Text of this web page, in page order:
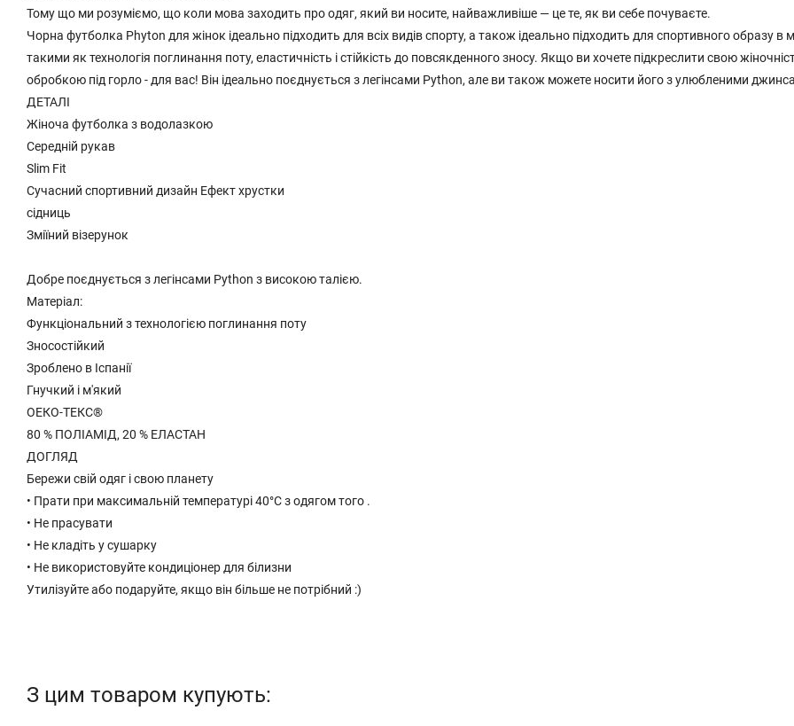
Тому що ми розуміємо, що коли мова заходить про одяг, який ви носите, найважливіше — це те, як ви себе почуваєте.
Чорна футболка Phyton для жінок ідеально підходить для всіх видів спорту, а також ідеально підходить для спортивного образу
такими як технологія поглинання поту, еластичність і стійкість до повсякденного зносу. Якщо ви хочете підкреслити свою
обробкою під горло - для вас! Він ідеально поєднується з легінсами Python, але ви також можете носити його з улюбленими
ДЕТАЛІ
Жіноча футболка з водолазкою
Середній рукав
Slim Fit
Сучасний спортивний дизайн Ефект хрустки
сідниць
Зміїний візерунок
Добре поєднується з легінсами Python з високою талією.
Матеріал:
Функціональний з технологією поглинання поту
Зносостійкий
Зроблено в Іспанії
Гнучкий і м'який
ОЕКО-ТЕКС®
80 % ПОЛІАМІД, 20 % ЕЛАСТАН
ДОГЛЯД
Бережи свій одяг і свою планету
• Прати при максимальній температурі 40°С з одягом того .
• Не прасувати
• Не кладіть у сушарку
• Не використовуйте кондиціонер для білизни
Утилізуйте або подаруйте, якщо він більше не потрібний :)
З цим товаром купують: